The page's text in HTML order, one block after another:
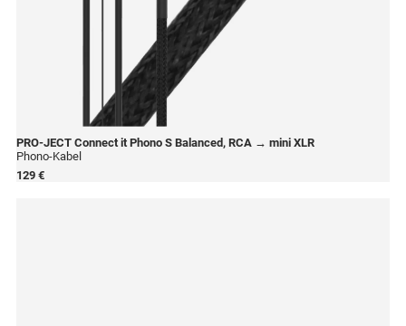
PRO-JECT Connect it Phono S Balanced, RCA → mini XLR
Phono-Kabel
129 €